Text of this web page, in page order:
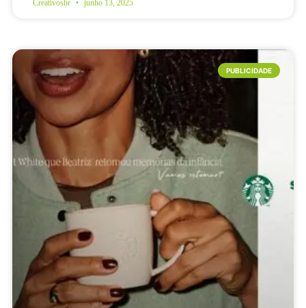
Creativosbr junho 13, 2025
PUBLICIDADE